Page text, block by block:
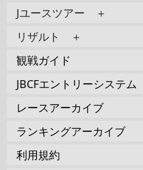
Jユースツアー ＋
リザルト ＋
観戦ガイド
JBCFエントリーシステム
レースアーカイブ
ランキングアーカイブ
利用規約